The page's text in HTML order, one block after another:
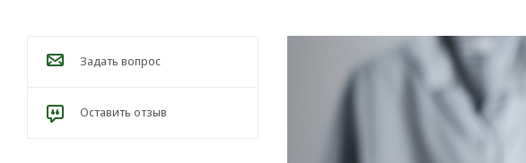
Задать вопрос
Оставить отзыв